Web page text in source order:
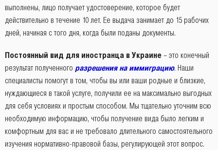
выполнены, лицо получает удостоверение, которое будет
действительно в течение 10 лет. Ее выдача занимает до 15 рабочих
дней, начиная с того дня, когда были поданы документы.
Постоянный вид для иностранца в Украине – это конечный
результат полученного разрешения на иммиграцию. Наши
специалисты помогут в том, чтобы вы или ваши родные и близкие,
нуждающиеся в такой услуге, получили ее на максимально выгодных
для себя условиях и простым способом. Мы тщательно уточним всю
необходимую информацию, чтобы получение вида было легким и
комфортным для вас и не требовало длительного самостоятельного
изучения нормативно-правовой базы, регулирующей этот вопрос.